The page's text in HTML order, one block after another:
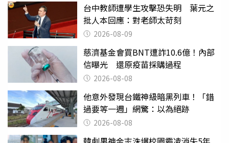
台中教師遭學生攻擊恐失明 葉元之
批人本回應：對老師太苛刻
2026-08-09
慈濟基金會買BNT遭詐10.6億！內部
信曝光 還原疫苗採購過程
2026-08-08
他意外發現台鐵神級暗黑列車！「錯
過要等一週」網驚：以為絕跡
2026-08-08